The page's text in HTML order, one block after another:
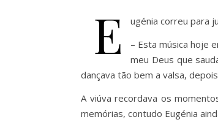
E
ugénia correu para
– Esta música hoje
meu Deus que
dançava tão bem a valsa,
A viúva recordava os
memórias, contudo Eugénia